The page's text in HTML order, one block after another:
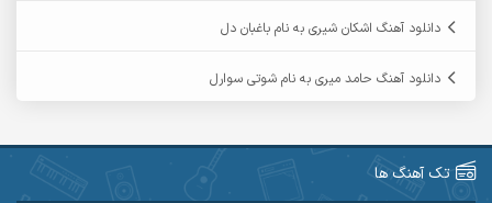
آرین صیادی
دانلود آهنگ اشکان شیری به نام باغبان دل
دانلود آهنگ حامد میری به نام شوتی سوارل
تک آهنگ ها